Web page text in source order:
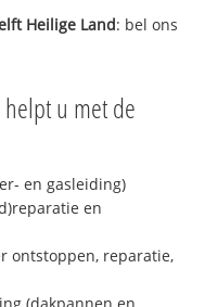
Heilige Land: bel ons
helpt u met de
en gasleiding)
en
ontstoppen, reparatie,